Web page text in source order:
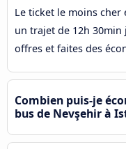
Le ticket le moins
un trajet de 12h 30min
offres et faites des
Combien puis-je
bus de Nevşehir à